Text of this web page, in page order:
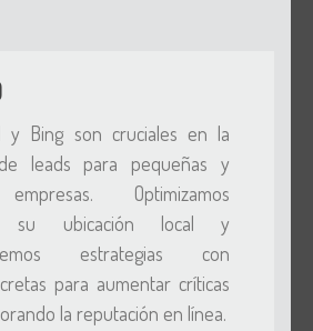
y Bing son cruciales en la
leads para pequeñas y
Optimizamos
su ubicación local y
estrategias con
para aumentar críticas
la reputación en línea.